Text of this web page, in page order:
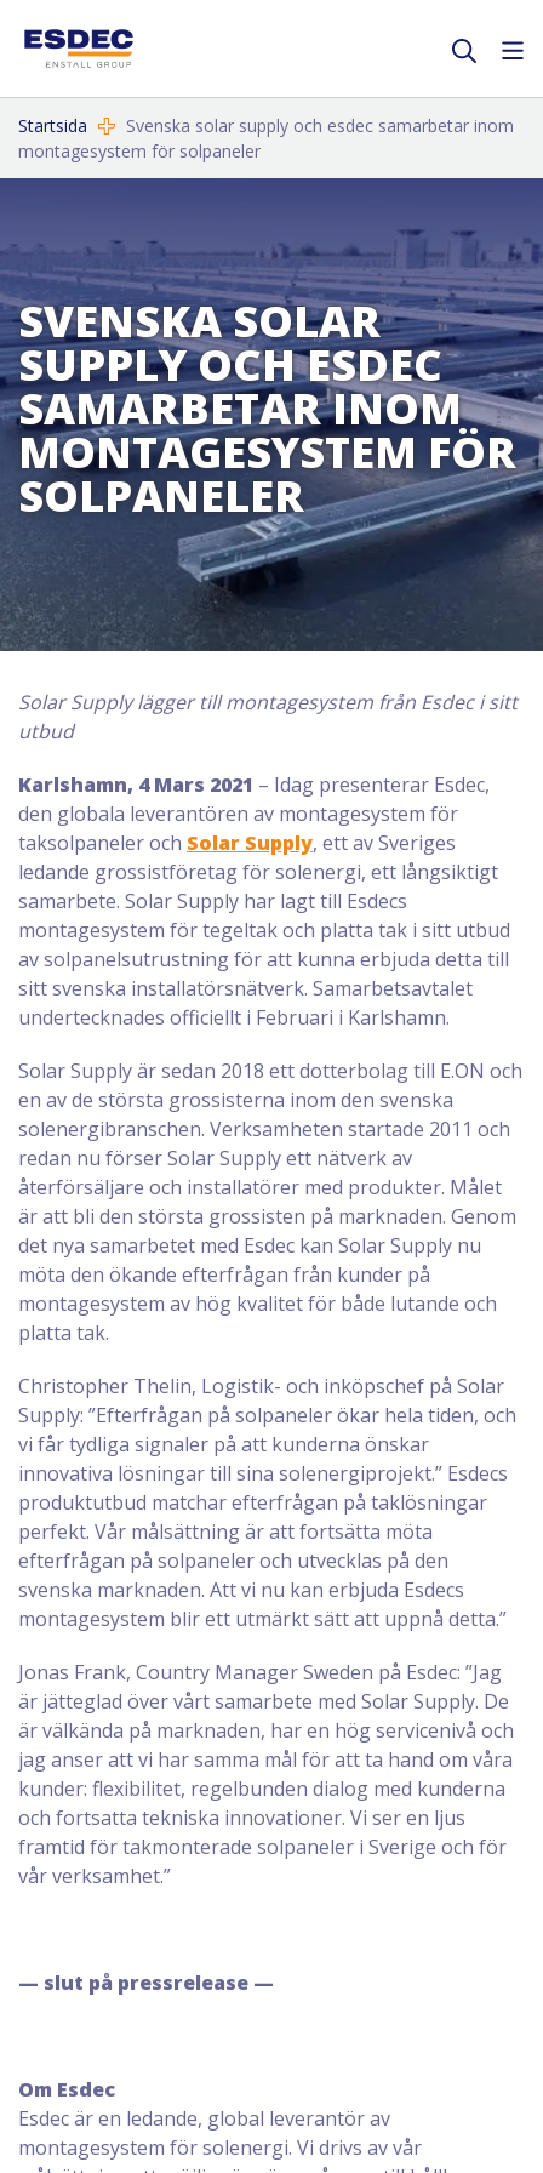
Startsida
Svenska solar supply och esdec samarbetar inom
montagesystem för solpaneler
SVENSKA SOLAR
SUPPLY OCH ESDEC
SAMARBETAR INOM
MONTAGESYSTEM FÖR
SOLPANELER
Solar Supply lägger till montagesystem från Esdec i sitt
utbud
Karlshamn, 4 Mars 2021 – Idag presenterar Esdec,
den globala leverantören av montagesystem för
taksolpaneler och Solar Supply, ett av Sveriges
ledande grossistföretag för solenergi, ett långsiktigt
samarbete. Solar Supply har lagt till Esdecs
montagesystem för tegeltak och platta tak i sitt utbud
av solpanelsutrustning för att kunna erbjuda detta till
sitt svenska installatörsnätverk. Samarbetsavtalet
undertecknades officiellt i Februari i Karlshamn.
Solar Supply är sedan 2018 ett dotterbolag till E.ON och
en av de största grossisterna inom den svenska
solenergibranschen. Verksamheten startade 2011 och
redan nu förser Solar Supply ett nätverk av
återförsäljare och installatörer med produkter. Målet
är att bli den största grossisten på marknaden. Genom
det nya samarbetet med Esdec kan Solar Supply nu
möta den ökande efterfrågan från kunder på
montagesystem av hög kvalitet för både lutande och
platta tak.
Christopher Thelin, Logistik- och inköpschef på Solar
Supply: ”Efterfrågan på solpaneler ökar hela tiden, och
vi får tydliga signaler på att kunderna önskar
innovativa lösningar till sina solenergiprojekt.” Esdecs
produktutbud matchar efterfrågan på taklösningar
perfekt. Vår målsättning är att fortsätta möta
efterfrågan på solpaneler och utvecklas på den
svenska marknaden. Att vi nu kan erbjuda Esdecs
montagesystem blir ett utmärkt sätt att uppnå detta.”
Jonas Frank, Country Manager Sweden på Esdec: ”Jag
är jätteglad över vårt samarbete med Solar Supply. De
är välkända på marknaden, har en hög servicenivå och
jag anser att vi har samma mål för att ta hand om våra
kunder: flexibilitet, regelbunden dialog med kunderna
och fortsatta tekniska innovationer. Vi ser en ljus
framtid för takmonterade solpaneler i Sverige och för
vår verksamhet.”
— slut på pressrelease —
Om Esdec
Esdec är en ledande, global leverantör av
montagesystem för solenergi. Vi drivs av vår